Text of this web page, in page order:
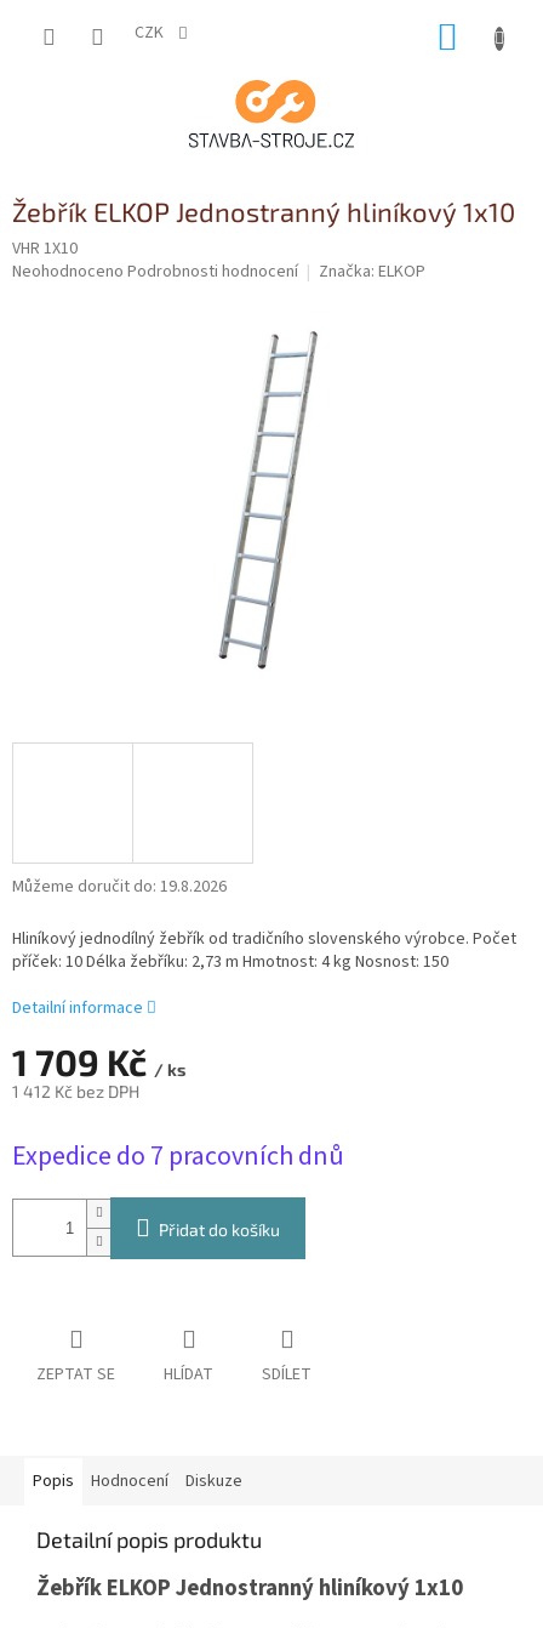
CZK
Žebřík ELKOP Jednostranný hliníkový 1x10
VHR 1X10
Průměrné
Neohodnoceno Podrobnosti hodnocení Značka: ELKOP
1 709 Kč / ks
1 412 Kč bez DPH
cena:
Expedice do 7 pracovních dnů
Můžeme doručit do: 19.8.2026
Přidat do košíku
Hliníkový jednodílný žebřík od tradičního slovenského výrobce. Počet
příček: 10 Délka žebříku: 2,73 m Hmotnost: 4 kg Nosnost: 150
Detailní informace
ZEPTAT SE HLÍDAT SDÍLET
Popis Hodnocení Diskuze
Detailní popis produktu
Žebřík ELKOP Jednostranný hliníkový 1x10